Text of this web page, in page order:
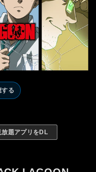
する
放題アプリをDL